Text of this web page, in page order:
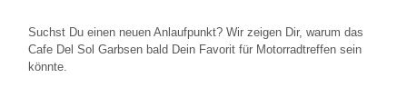
Suchst Du einen neuen Anlaufpunkt? Wir zeigen Dir, warum das
Cafe Del Sol Garbsen bald Dein Favorit für Motorradtreffen sein
könnte.